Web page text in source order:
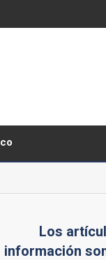
Los
información